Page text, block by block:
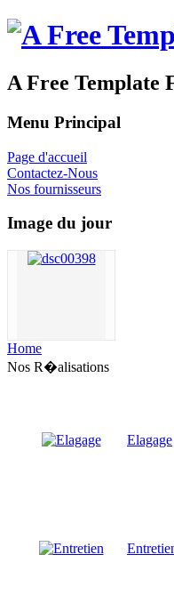
A Free Template
Menu Principal
Page d'accueil
Contactez-Nous
Nos fournisseurs
Image du jour
Home
Nos R�alisations
Elagage